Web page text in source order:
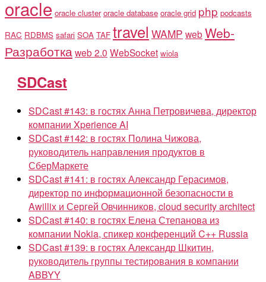
oracle oracle cluster oracle database oracle grid php podcasts
RAC RDBMS safari SOA TAF travel WAMP web Web-
Разработкаweb 2.0 WebSocket wiola
SDCast
SDCast #143: в гостях Анна Петровичева, директор
компании Xperience AI
SDCast #142: в гостях Полина Чижова,
руководитель направления продуктов в
СберМаркете
SDCast #141: в гостях Александр Герасимов,
директор по информационной безопасности в
Awillix и Сергей Овчинников, cloud security architect
SDCast #140: в гостях Елена Степанова из
компании Nokia, спикер конференций C++ Russia
SDCast #139: в гостях Александр Шкитин,
руководитель группы тестирования в компании
ABBYY